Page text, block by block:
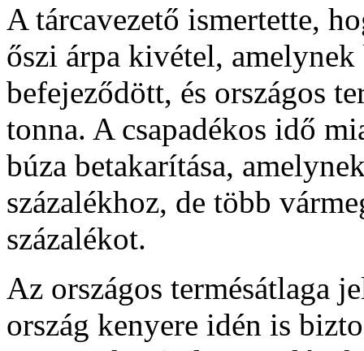
A tárcavezető ismertette,
őszi árpa kivétel, amelynek
befejeződött, és országos
tonna. A csapadékos idő
búza betakarítása,
százalékhoz, de több
százalékot.
Az országos termésátlaga
ország kenyere idén is